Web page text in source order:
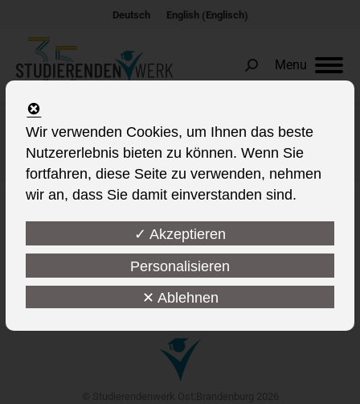
Deutsch English(Englisch)
Menu
Search:
WILD
Sie befinden sich hier:
This post is also available in:
Wir verwenden Cookies, um Ihnen das beste
Nutzererlebnis bieten zu können. Wenn Sie
fortfahren, diese Seite zu verwenden, nehmen
wir an, dass Sie damit einverstanden sind.
✓ Akzeptieren
Personalisieren
✕ Ablehnen